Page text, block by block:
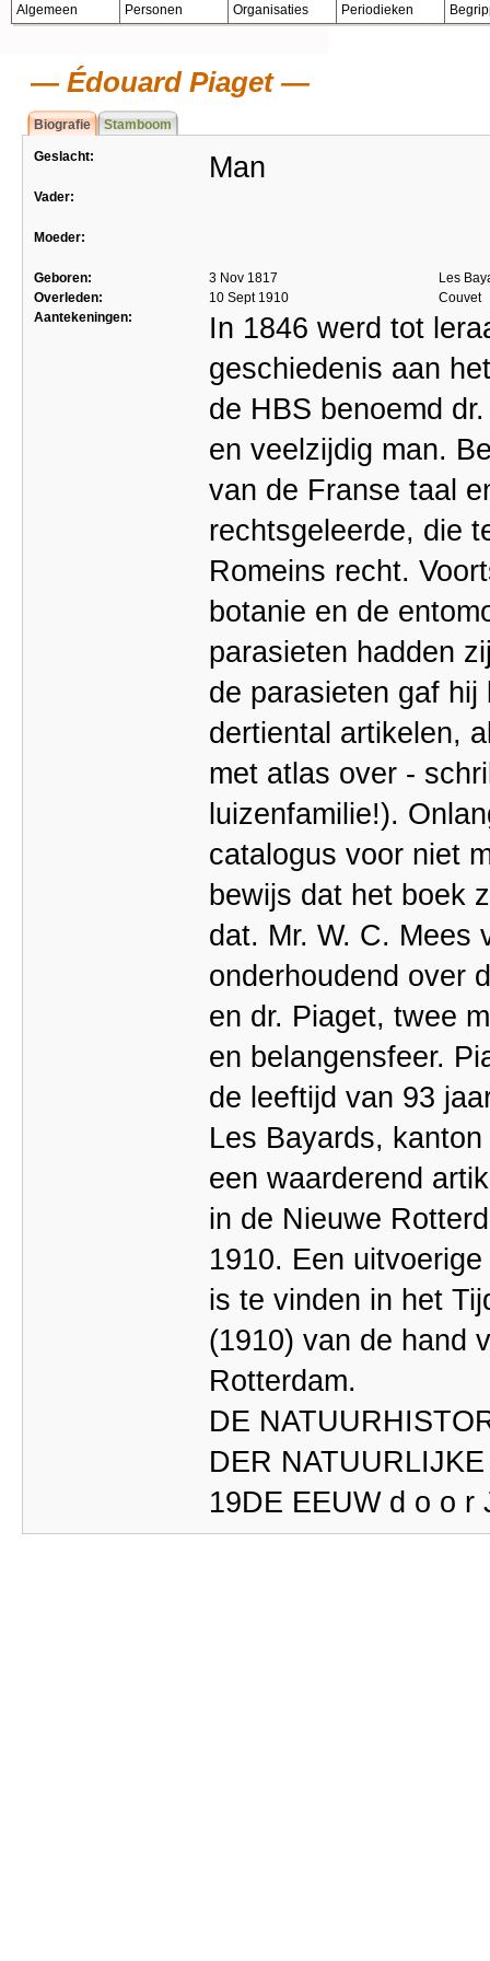
Algemeen Personen Organisaties Periodieken
Édouard Piaget
Biografie Stamboom
Geslacht: Man
Vader:
Moeder:
Geboren: 3 Nov 1817
Les
Overleden:
10 Sept 1910
Couvet
Aantekeningen:
In 1846 werd tot
geschiedenis aan
de HBS benoemd
en veelzijdig man.
van de Franse taal
rechtsgeleerde, die
Romeins recht.
botanie en de
parasieten hadden
de parasieten gaf
dertiental artikelen,
met atlas over -
luizenfamilie!).
catalogus voor niet
bewijs dat het boek
dat. Mr. W. C. Mees
onderhoudend over
en dr. Piaget, twee
en belangensfeer.
de leeftijd van 93
Les Bayards,
een waarderend
in de Nieuwe
1910. Een
is te vinden in het
(1910) van de hand
Rotterdam.
DE
DER
19DE EEUW d o o r